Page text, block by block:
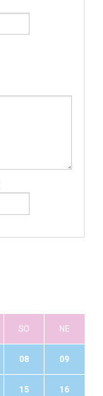
SO NE
08 09
15 16